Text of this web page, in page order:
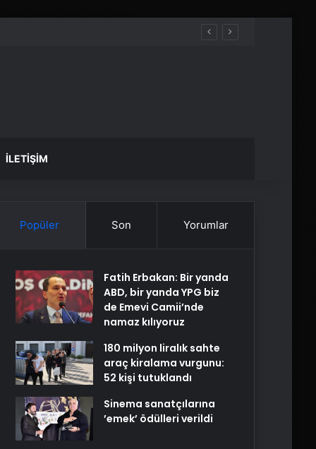
İLETIŞIM
Popüler Son Yorumlar
Fatih Erbakan: Bir yanda
ABD, bir yanda YPG biz
de Emevi Camii’nde
namaz kılıyoruz
180 milyon liralık sahte
araç kiralama vurgunu:
52 kişi tutuklandı
Sinema sanatçılarına
’emek’ ödülleri verildi